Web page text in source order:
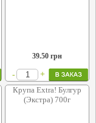
39.50 грн
-
+
Крупа Extra! Булгур
(Экстра) 700г